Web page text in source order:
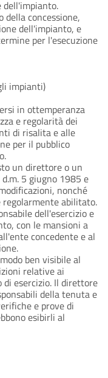
della concessione,
dell'impianto, e
per l'esecuzione
impianti)
in ottemperanza
e regolarità dei
di risalita e alle
per il pubblico
un direttore o un
5 giugno 1985 e
nonché
regolarmente abilitato.
dell'esercizio e
con le mansioni a
concedente e al
ben visibile al
relative ai
esercizio. Il direttore
della tenuta e
e prove di
esibirli al